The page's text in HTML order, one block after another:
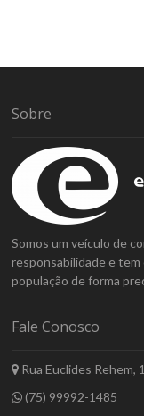
Sobre
Somos um veículo de
responsabilidade e tem
população de forma
Fale Conosco
Rua Euclides Rehem,
(75) 99992-1485